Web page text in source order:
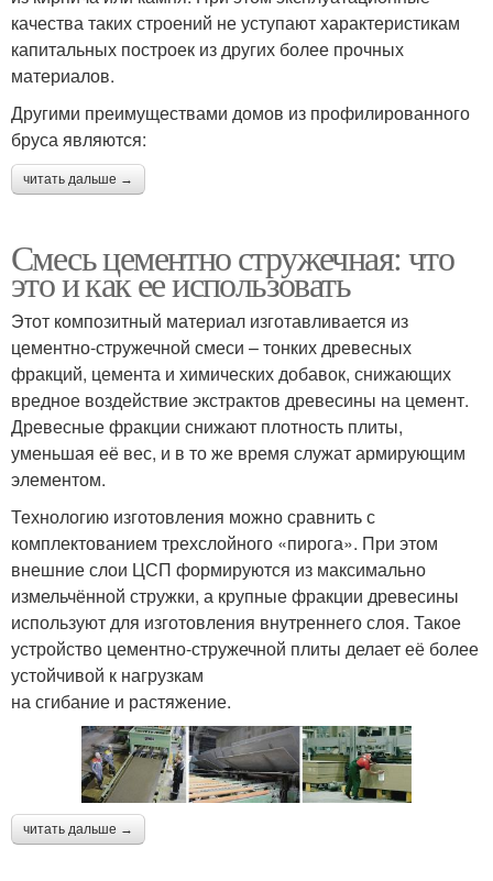
качества таких строений не уступают характеристикам
капитальных построек из других более прочных
материалов.
Другими преимуществами домов из профилированного
бруса являются:
читать дальше →
Смесь цементно стружечная: что
это и как ее использовать
Этот композитный материал изготавливается из
цементно-стружечной смеси – тонких древесных
фракций, цемента и химических добавок, снижающих
вредное воздействие экстрактов древесины на цемент.
Древесные фракции снижают плотность плиты,
уменьшая её вес, и в то же время служат армирующим
элементом.
Технологию изготовления можно сравнить с
комплектованием трехслойного «пирога». При этом
внешние слои ЦСП формируются из максимально
измельчённой стружки, а крупные фракции древесины
используют для изготовления внутреннего слоя. Такое
устройство цементно-стружечной плиты делает её более
устойчивой к нагрузкам
на сгибание и растяжение.
читать дальше →